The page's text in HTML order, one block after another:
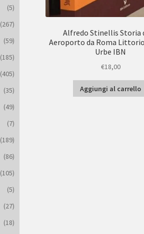
Alfredo Stinellis Storia
Aeroporto da Roma
Urbe IBN
€18,00
Aggiungi al carrello
(5)
(267)
(59)
(185)
(405)
(35)
(49)
(7)
(189)
(86)
(105)
(5)
(27)
(18)